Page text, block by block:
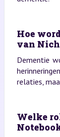
Hoe
van
Dementie
relaties,
Welke